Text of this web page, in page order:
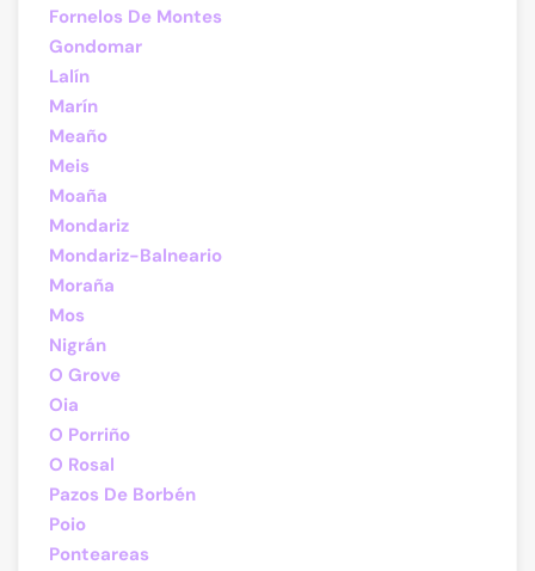
Fornelos De Montes
Gondomar
Lalín
Marín
Meaño
Meis
Moaña
Mondariz
Mondariz-Balneario
Moraña
Mos
Nigrán
O Grove
Oia
O Porriño
O Rosal
Pazos De Borbén
Poio
Ponteareas